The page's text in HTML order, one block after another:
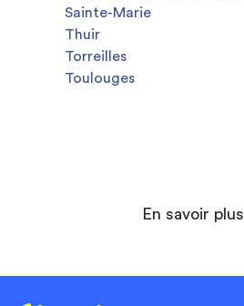
Sainte-Marie
Thuir
Torreilles
Toulouges
En savoir plus